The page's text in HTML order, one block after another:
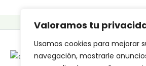
Valoramos tu
Usamos cookies para mejorar
navegación, mostrarle
LÍNEAS